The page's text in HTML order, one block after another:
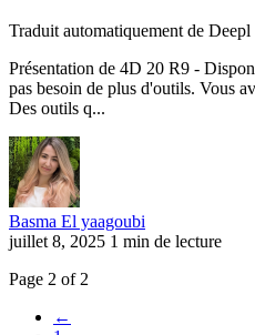
Traduit automatiquement de Deepl
Présentation de 4D 20 R9 -
pas besoin de plus d'outils. Vous
Des outils q...
Basma El yaagoubi
juillet 8, 2025 1 min de lecture
Page 2 of 2
←